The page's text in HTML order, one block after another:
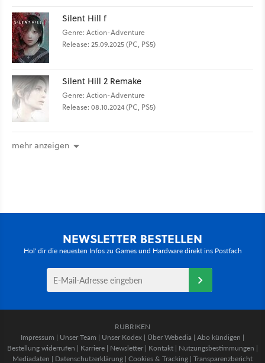
Silent Hill f
Genre: Action-Adventure
Release: 25.09.2025 (PC, PS5)
Silent Hill 2 Remake
Genre: Action-Adventure
Release: 08.10.2024 (PC, PS5)
mehr anzeigen
NEWSLETTER BESTELLEN
Hol' dir die neuesten Infos zu Games und Hardware direkt ins Postfach
RUBRIKEN
Impressum | Unser Team | Unser Kodex | Über Webedia | Abo kündigen |
Bestellung widerrufen | Karriere | Newsletter | Kontakt | Nutzungsbestimmungen |
Mediadaten | Datenschutzerklärung | Cookies & Tracking | Transparenzbericht